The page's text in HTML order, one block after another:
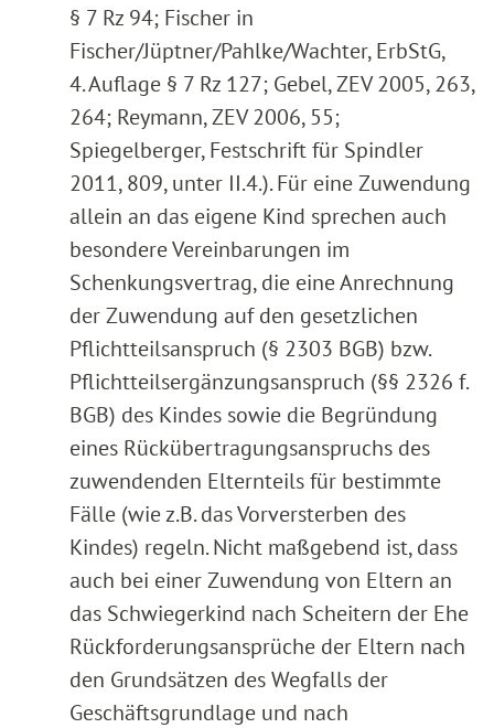
§ 7 Rz 94; Fischer in
Fischer/Jüptner/Pahlke/Wachter, ErbStG,
4. Auflage § 7 Rz 127; Gebel, ZEV 2005, 263,
264; Reymann, ZEV 2006, 55;
Spiegelberger, Festschrift für Spindler
2011, 809, unter II.4.). Für eine Zuwendung
allein an das eigene Kind sprechen auch
besondere Vereinbarungen im
Schenkungsvertrag, die eine Anrechnung
der Zuwendung auf den gesetzlichen
Pflichtteilsanspruch (§ 2303 BGB) bzw.
Pflichtteilsergänzungsanspruch (§§ 2326 f.
BGB) des Kindes sowie die Begründung
eines Rückübertragungsanspruchs des
zuwendenden Elternteils für bestimmte
Fälle (wie z.B. das Vorversterben des
Kindes) regeln. Nicht maßgebend ist, dass
auch bei einer Zuwendung von Eltern an
das Schwiegerkind nach Scheitern der Ehe
Rückforderungsansprüche der Eltern nach
den Grundsätzen des Wegfalls der
Geschäftsgrundlage und nach